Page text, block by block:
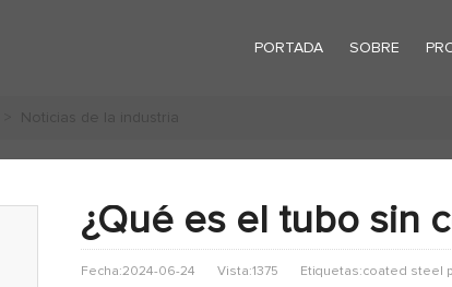
PORTADA SOBRE
¿Qué es el tubo sin
Fecha:2024-06-24 Vista:1375 Etiquetas:coated steel